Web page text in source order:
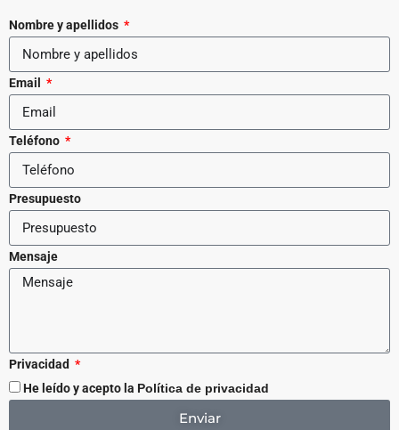
Nombre y apellidos
Email
Teléfono
Presupuesto
Mensaje
Privacidad
He leído y acepto la Política de privacidad
Enviar